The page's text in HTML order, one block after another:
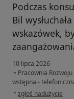
Podczas
Bil
wskazówek,
10 lipca 2026
• Pracownia
wstępna -
• w opinii użytkownika
zgłoś nadużycie